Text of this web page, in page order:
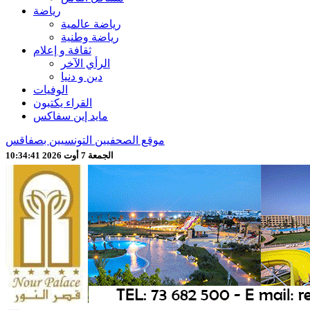
رياضة
رياضة عالمية
رياضة وطنية
ثقافة و إعلام
الرأي الآخر
دين و دنيا
الوفيات
القراء يكتبون
مايد إين سفاكس
موقع الصحفيين التونسيين بصفاقس
الجمعة 7 أوت 2026 10:34:43